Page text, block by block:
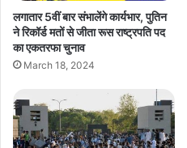
लगातार 5वीं बार संभालेंगे कार्यभार, पुतिन
ने रिकॉर्ड मतों से जीता रूस राष्ट्रपति पद
का एकतरफा चुनाव
March 18, 2024